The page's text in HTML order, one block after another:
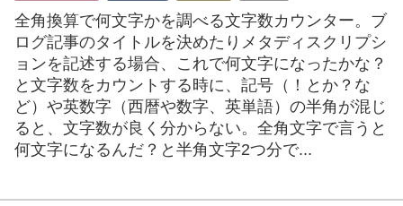
全角換算で何文字かを調べる文字数カウンター。ブ
ログ記事のタイトルを決めたりメタディスクリプシ
ョンを記述する場合、これで何文字になったかな？
と文字数をカウントする時に、記号（！とか？な
ど）や英数字（西暦や数字、英単語）の半角が混じ
ると、文字数が良く分からない。全角文字で言うと
何文字になるんだ？と半角文字2つ分で...